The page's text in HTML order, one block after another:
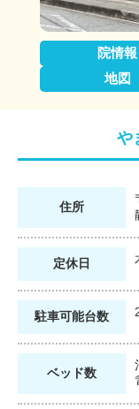
院情報
地図
や
住所
定休日
駐車可能台数
ベッド数